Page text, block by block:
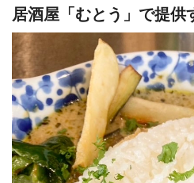
居酒屋「むとう」で提供